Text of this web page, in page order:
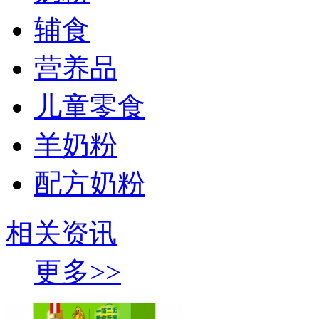
辅食
营养品
儿童零食
羊奶粉
配方奶粉
相关资讯
更多>>